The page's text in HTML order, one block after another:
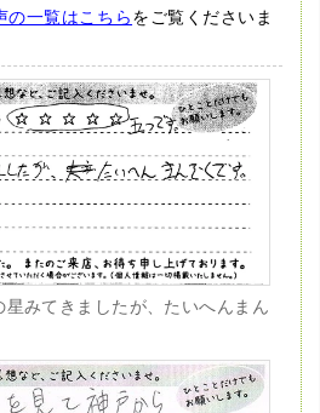
の一覧はこちらをご覧くださいま
星みてきましたが、たいへんまん